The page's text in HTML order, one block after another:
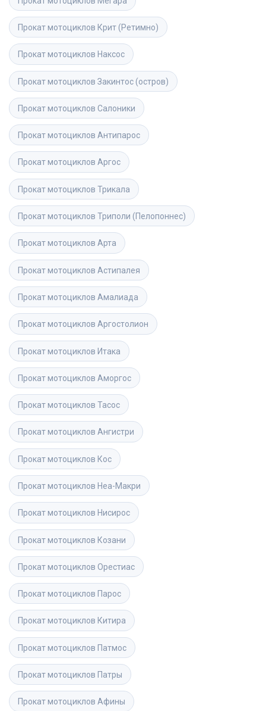
Прокат мотоциклов Крит (Ретимно)
Прокат мотоциклов Наксос
Прокат мотоциклов Закинтос (остров)
Прокат мотоциклов Салоники
Прокат мотоциклов Антипарос
Прокат мотоциклов Аргос
Прокат мотоциклов Трикала
Прокат мотоциклов Триполи (Пелопоннес)
Прокат мотоциклов Арта
Прокат мотоциклов Астипалея
Прокат мотоциклов Амалиада
Прокат мотоциклов Аргостолион
Прокат мотоциклов Итака
Прокат мотоциклов Аморгос
Прокат мотоциклов Тасос
Прокат мотоциклов Ангистри
Прокат мотоциклов Кос
Прокат мотоциклов Неа-Макри
Прокат мотоциклов Нисирос
Прокат мотоциклов Козани
Прокат мотоциклов Орестиас
Прокат мотоциклов Парос
Прокат мотоциклов Китира
Прокат мотоциклов Патмос
Прокат мотоциклов Патры
Прокат мотоциклов Афины